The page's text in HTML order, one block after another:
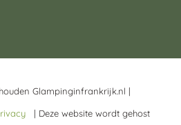
Glampinginfrankrijk.nl |
| Deze website wordt gehost